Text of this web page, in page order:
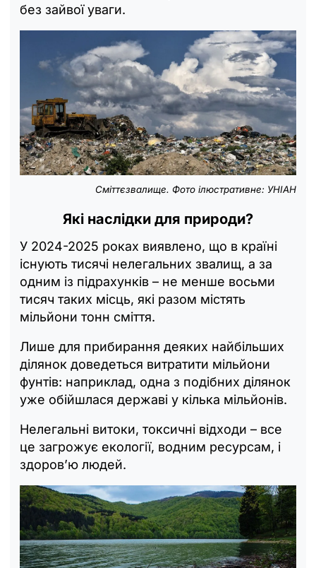
без зайвої уваги.
Сміттєзвалище. Фото ілюстративне: УНІАН
Які наслідки для природи?
У 2024-2025 роках виявлено, що в країні
існують тисячі нелегальних звалищ, а за
одним із підрахунків – не менше восьми
тисяч таких місць, які разом містять
мільйони тонн сміття.
Лише для прибирання деяких найбільших
ділянок доведеться витратити мільйони
фунтів: наприклад, одна з подібних ділянок
уже обійшлася державі у кілька мільйонів.
Нелегальні витоки, токсичні відходи – все
це загрожує екології, водним ресурсам, і
здоров’ю людей.